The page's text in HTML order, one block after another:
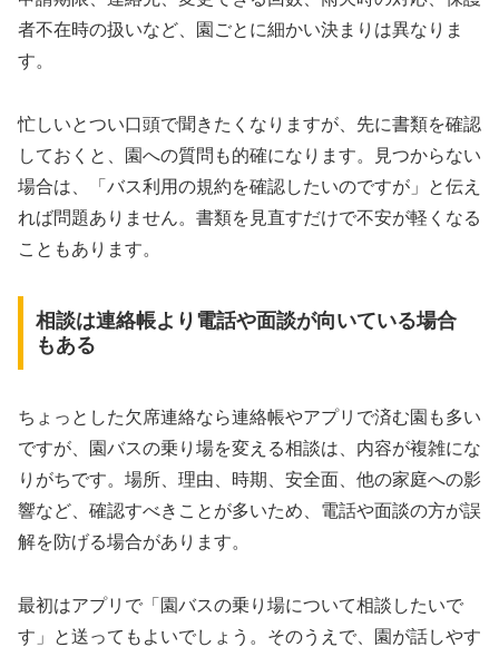
者不在時の扱いなど、園ごとに細かい決まりは異なりま
す。
忙しいとつい口頭で聞きたくなりますが、先に書類を確認
しておくと、園への質問も的確になります。見つからない
場合は、「バス利用の規約を確認したいのですが」と伝え
れば問題ありません。書類を見直すだけで不安が軽くなる
こともあります。
相談は連絡帳より電話や面談が向いている場合
もある
ちょっとした欠席連絡なら連絡帳やアプリで済む園も多い
ですが、園バスの乗り場を変える相談は、内容が複雑にな
りがちです。場所、理由、時期、安全面、他の家庭への影
響など、確認すべきことが多いため、電話や面談の方が誤
解を防げる場合があります。
最初はアプリで「園バスの乗り場について相談したいで
す」と送ってもよいでしょう。そのうえで、園が話しやす